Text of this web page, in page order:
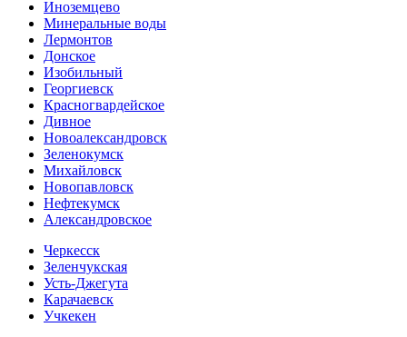
Иноземцево
Минеральные воды
Лермонтов
Донское
Изобильный
Георгиевск
Красногвардейское
Дивное
Новоалександровск
Зеленокумск
Михайловск
Новопавловск
Нефтекумск
Александровское
Черкесск
Зеленчукская
Усть-Джегута
Карачаевск
Учкекен